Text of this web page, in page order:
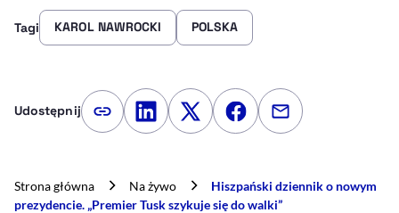
Tagi KAROL NAWROCKI POLSKA
Udostępnij Kopiuj link artykułu
Udostępnij na LinkedIn
Udostępnij na Twitterze
Udostępnij na
Udostępnij
Strona główna Na żywo
Hiszpański dziennik o nowym
prezydencie. „Premier Tusk szykuje się do walki”